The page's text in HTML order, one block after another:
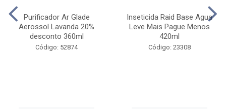
Purificador Ar Glade
Aerossol Lavanda 20%
desconto 360ml
Código: 52874
Inseticida Raid Base Agua
Leve Mais Pague Menos
420ml
Código: 23308